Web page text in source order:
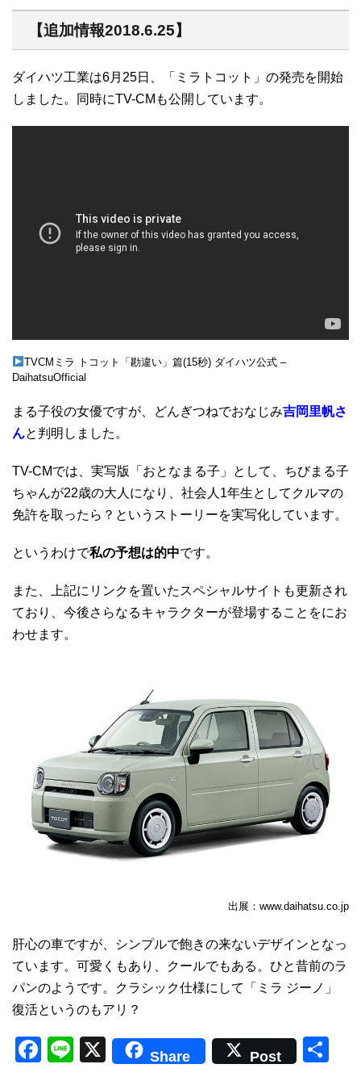
【追加情報2018.6.25】
ダイハツ工業は6月25日、「ミラトコット」の発売を開始
しました。同時にTV-CMも公開しています。
TVCMミラ トコット「勘違い」篇(15秒) ダイハツ公式 –
DaihatsuOfficial
まる子役の女優ですが、どんぎつねでおなじみ吉岡里帆さ
んと判明しました。
TV-CMでは、実写版「おとなまる子」として、ちびまる子
ちゃんが22歳の大人になり、社会人1年生としてクルマの
免許を取ったら？というストーリーを実写化しています。
というわけで私の予想は的中です。
また、上記にリンクを置いたスペシャルサイトも更新され
ており、今後さらなるキャラクターが登場することをにお
わせます。
出展：www.daihatsu.co.jp
肝心の車ですが、シンプルで飽きの来ないデザインとなっ
ています。可愛くもあり、クールでもある。ひと昔前のラ
パンのようです。クラシック仕様にして「ミラ ジーノ」
復活というのもアリ？
F
Li
X Share Post